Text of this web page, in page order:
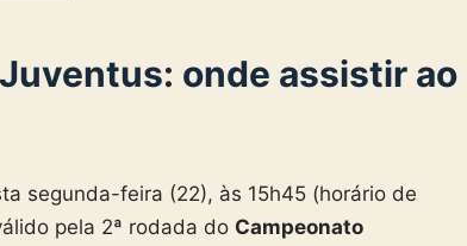
onde assistir ao
segunda-feira (22), às 15h45 (horário de
pela 2ª rodada do Campeonato